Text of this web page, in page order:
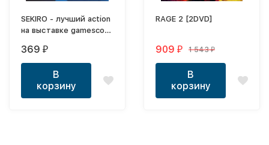
SEKIRO - лучший action
на выставке gamescom
Dark Souls
369 ₽
В
корзину
RAGE 2 [2DVD]
909 ₽ 1 543₽
В
корзину